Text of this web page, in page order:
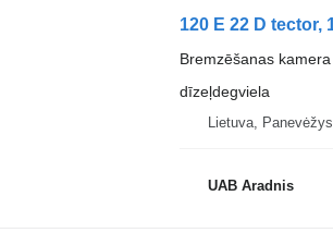
Bremzēšanas kamera
dīzeļdegviela
Lietuva, Panevėžys
UAB Aradnis